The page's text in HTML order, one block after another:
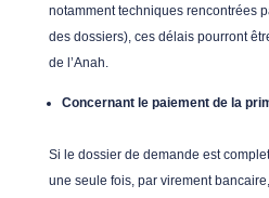
notamment techniques rencontrées
des dossiers), ces délais pourront
de l’Anah.
Concernant le paiement de la
Si le dossier de demande est
une seule fois, par virement